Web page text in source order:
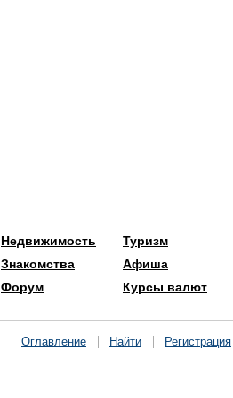
Недвижимость
Знакомства
Форум
Туризм
Афиша
Курсы валют
Оглавление Найти Регистрация